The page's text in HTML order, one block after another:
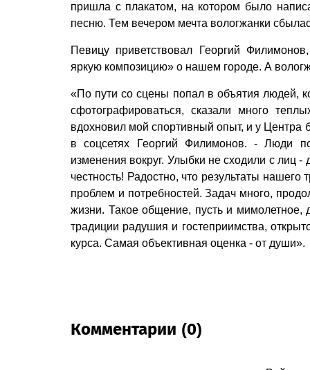
пришла с плакатом, на котором было
песню. Тем вечером мечта вологжанки
Певицу приветствовал Георгий
яркую композицию» о нашем городе. А
«По пути со сцены попал в объятия людей,
сфотографироваться, сказали много
вдохновил мой спортивный опыт, и у Центра
в соцсетях Георгий Филимонов. - Люди
изменения вокруг. Улыбки не сходили с лиц
честность! Радостно, что результаты
проб­лем и потребностей. Задач много,
жизни. Такое общение, пусть и
традиции радушия и гостеприимства,
курса. Самая объективная оценка - от души».
Комментарии (0)